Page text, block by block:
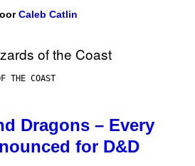
Caleb Catlin
THE COAST
Dragons – Every
for D&D